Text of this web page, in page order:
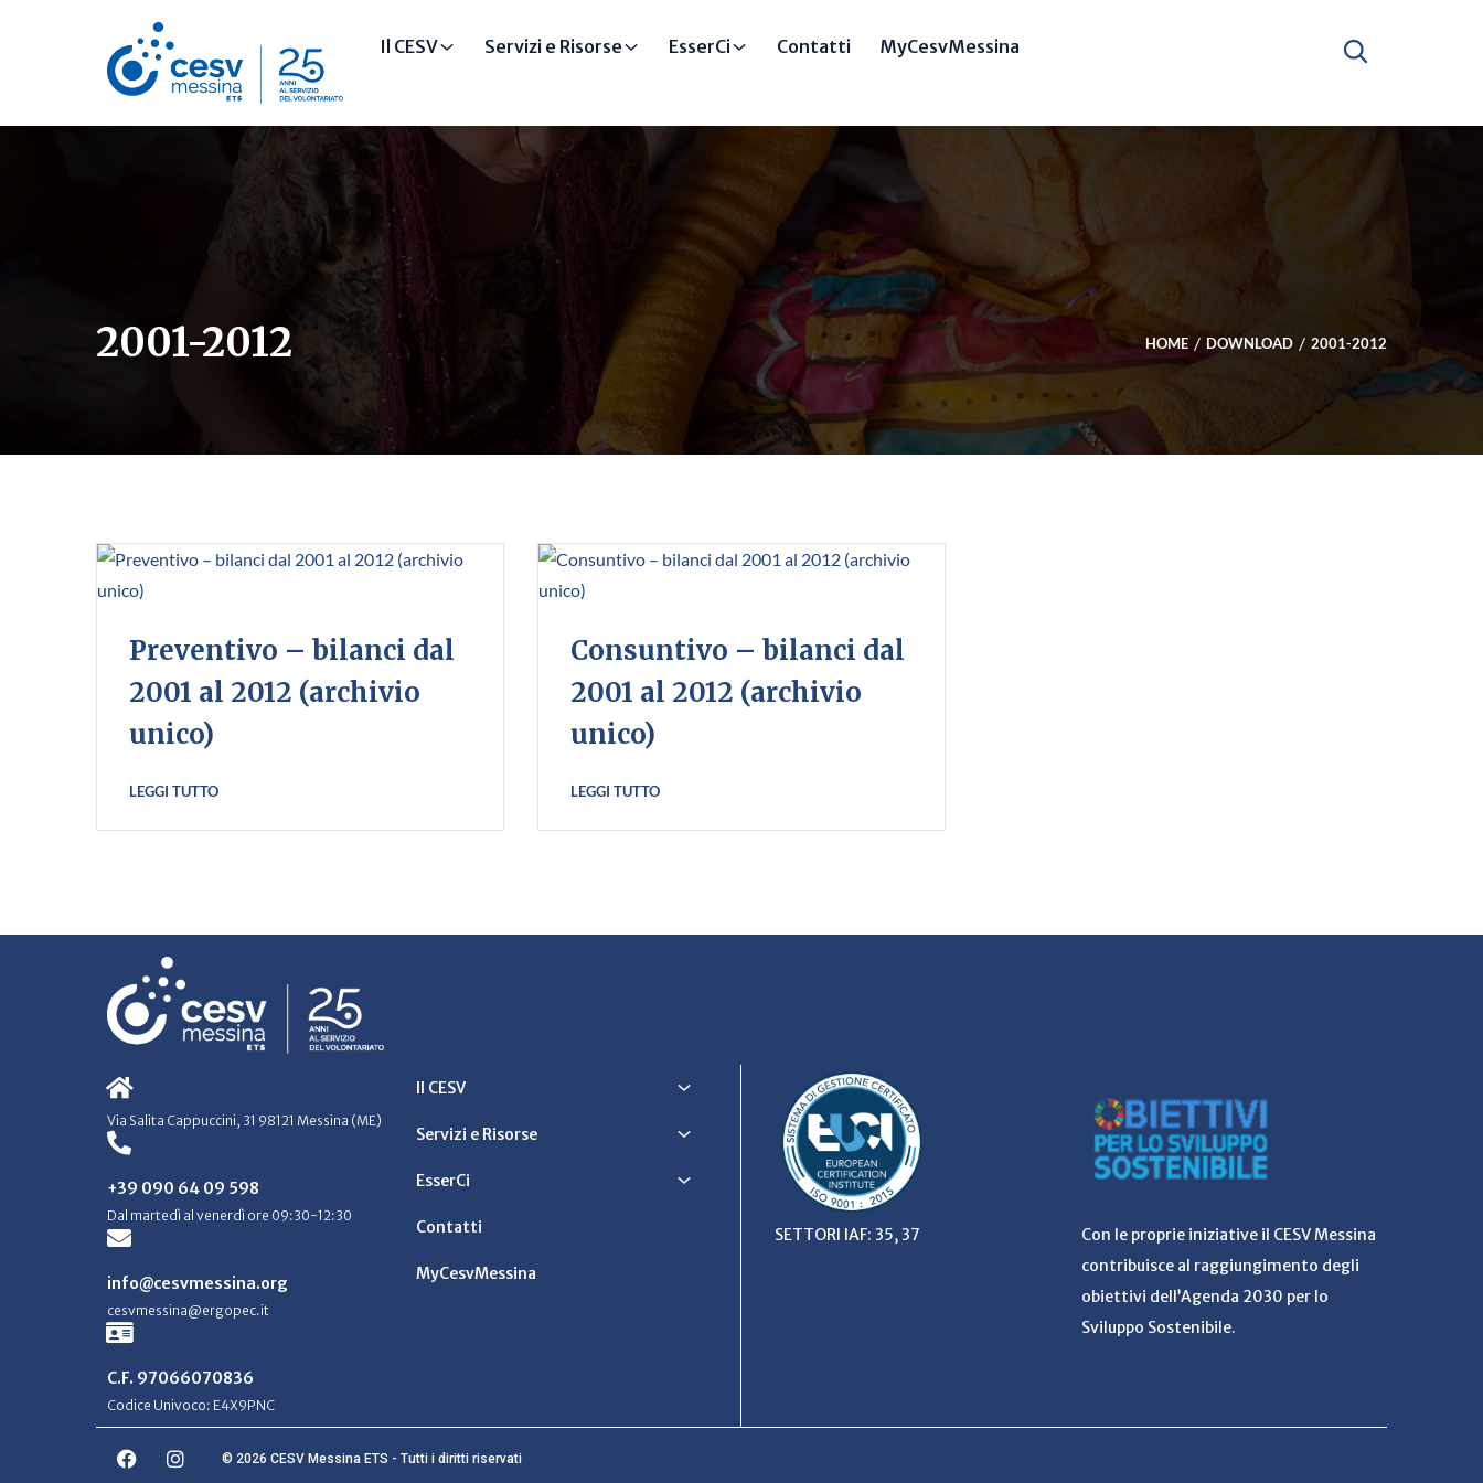
Il CESV Servizi e Risorse EsserCi Contatti MyCesvMessina
2001-2012 HOME DOWNLOAD 2001-2012
Preventivo – bilanci dal
2001 al 2012 (archivio
unico)
LEGGI TUTTO
Consuntivo – bilanci dal
2001 al 2012 (archivio
unico)
LEGGI TUTTO
Via Salita Cappuccini, 31 98121 Messina (ME)
+39 090 64 09 598
Dal martedì al venerdì ore 09:30-12:30
info@cesvmessina.org
cesvmessina@ergopec.it
C.F. 97066070836
Codice Univoco: E4X9PNC
Il CESV
Servizi e Risorse
EsserCi
Contatti
MyCesvMessina
SETTORI IAF: 35, 37
Con le proprie iniziative il CESV Messina
contribuisce al raggiungimento degli
obiettivi dell’Agenda 2030 per lo
Sviluppo Sostenibile.
© 2026 CESV Messina ETS - Tutti i diritti riservati